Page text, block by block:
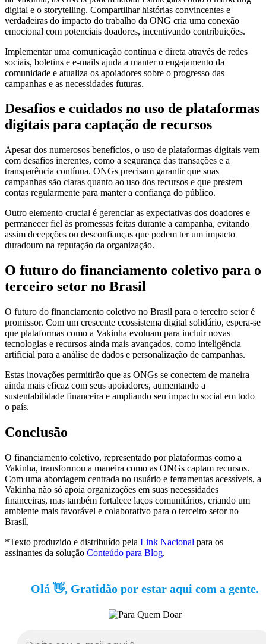
digital e o storytelling. Compartilhar histórias convincentes e
verdadeiras do impacto do trabalho da ONG cria uma conexão
emocional com potenciais doadores, incentivando contribuições.
Implementar uma comunicação contínua e direta através de redes
sociais, boletins e e-mails ajuda a manter o engajamento da
comunidade e atualiza os apoiadores sobre o progresso das
campanhas e as necessidades futuras.
Desafios e cuidados no uso de plataformas
digitais para captação de recursos
Apesar dos numerosos benefícios, o uso de plataformas digitais vem
com desafios inerentes, como a segurança das transações e a
transparência contínua. ONGs precisam garantir que suas
campanhas são claras quanto ao uso dos recursos e que prestem
contas regularmente para manter a confiança do público.
Outro elemento crucial é gerenciar as expectativas dos doadores e
permanecer fiel às promessas feitas durante a campanha, evitando
assim decepções ou desconfianças que podem ter um impacto
duradouro na reputação da organização.
O futuro do financiamento coletivo para o
terceiro setor no Brasil
O futuro do financiamento coletivo no Brasil para o terceiro setor é
promissor. Com um crescente ecossistema digital solidário, espera-se
que plataformas como a Vakinha evoluam para incluir novas
tecnologias e recursos ainda mais avançados, como inteligência
artificial para a análise de dados e personalização de campanhas.
Estas inovações permitirão que as ONGs se conectem de maneira
ainda mais eficaz com seus apoiadores, aumentando a
sustentabilidade financeira e ampliando seu impacto social em todo
o país.
Conclusão
O financiamento coletivo, representado por plataformas como a
Vakinha, transformou a maneira como as ONGs captam recursos.
Com uma abordagem centrada no usuário e ferramentas acessíveis, a
Vakinha não só apoia organizações em suas necessidades
financeiras, mas também fortalece laços comunitários, criando um
ambiente mais favorável e colaborativo para o terceiro setor no
Brasil.
*Texto produzido e distribuído pela Link Nacional para os
assinantes da solução Conteúdo para Blog.
Olá 👋, Gratidão por estar aqui com a gente.